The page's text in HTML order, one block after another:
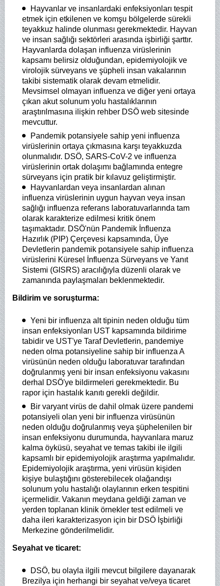
Hayvanlar ve insanlardaki enfeksiyonları tespit
etmek için etkilenen ve komşu bölgelerde sürekli
teyakkuz halinde olunması gerekmektedir. Hayvan
ve insan sağlığı sektörleri arasında işbirliği şarttır.
Hayvanlarda dolaşan influenza virüslerinin
kapsamı belirsiz olduğundan, epidemiyolojik ve
virolojik sürveyans ve şüpheli insan vakalarının
takibi sistematik olarak devam etmelidir.
Mevsimsel olmayan influenza ve diğer yeni ortaya
çıkan akut solunum yolu hastalıklarının
araştırılmasına ilişkin rehber DSÖ web sitesinde
mevcuttur.
Pandemik potansiyele sahip yeni influenza
virüslerinin ortaya çıkmasına karşı teyakkuzda
olunmalıdır. DSÖ, SARS-CoV-2 ve influenza
virüslerinin ortak dolaşımı bağlamında entegre
sürveyans için pratik bir kılavuz geliştirmiştir.
Hayvanlardan veya insanlardan alınan
influenza virüslerinin uygun hayvan veya insan
sağlığı influenza referans laboratuvarlarında tam
olarak karakterize edilmesi kritik önem
taşımaktadır. DSÖ'nün Pandemik İnfluenza
Hazırlık (PIP) Çerçevesi kapsamında, Üye
Devletlerin pandemik potansiyele sahip influenza
virüslerini Küresel İnfluenza Sürveyans ve Yanıt
Sistemi (GISRS) aracılığıyla düzenli olarak ve
zamanında paylaşmaları beklenmektedir.
Bildirim ve soruşturma:
Yeni bir influenza alt tipinin neden olduğu tüm
insan enfeksiyonları UST kapsamında bildirime
tabidir ve UST'ye Taraf Devletlerin, pandemiye
neden olma potansiyeline sahip bir influenza A
virüsünün neden olduğu laboratuvar tarafından
doğrulanmış yeni bir insan enfeksiyonu vakasını
derhal DSÖ'ye bildirmeleri gerekmektedir. Bu
rapor için hastalık kanıtı gerekli değildir.
Bir varyant virüs de dahil olmak üzere pandemi
potansiyeli olan yeni bir influenza virüsünün
neden olduğu doğrulanmış veya şüphelenilen bir
insan enfeksiyonu durumunda, hayvanlara maruz
kalma öyküsü, seyahat ve temas takibi ile ilgili
kapsamlı bir epidemiyolojik araştırma yapılmalıdır.
Epidemiyolojik araştırma, yeni virüsün kişiden
kişiye bulaştığını gösterebilecek olağandışı
solunum yolu hastalığı olaylarının erken tespitini
içermelidir. Vakanın meydana geldiği zaman ve
yerden toplanan klinik örnekler test edilmeli ve
daha ileri karakterizasyon için bir DSÖ İşbirliği
Merkezine gönderilmelidir.
Seyahat ve ticaret:
DSÖ, bu olayla ilgili mevcut bilgilere dayanarak
Brezilya için herhangi bir seyahat ve/veya ticaret